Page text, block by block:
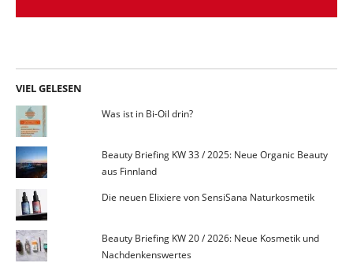
VIEL GELESEN
Was ist in Bi-Oil drin?
Beauty Briefing KW 33 / 2025: Neue Organic Beauty
aus Finnland
Die neuen Elixiere von SensiSana Naturkosmetik
Beauty Briefing KW 20 / 2026: Neue Kosmetik und
Nachdenkenswertes